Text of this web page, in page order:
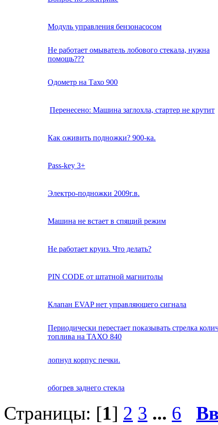
Модуль управления бензонасосом
Не работает омыватель лобового стекала, нужна
помощь???
Одометр на Тахо 900
Перенесено: Машина заглохла, стартер не крутит
Как оживить подножки? 900-ка.
Pass-key 3+
Электро-подножки 2009г.в.
Машина не встает в спящий режим
Не работает круиз. Что делать?
PIN CODE от штатной магнитолы
Клапан EVAP нет управляющего сигнала
Периодически перестает показывать стрелка
топлива на ТАХО 840
лопнул корпус печки.
обогрев заднего стекла
Страницы: [1] 2 3 ... 6